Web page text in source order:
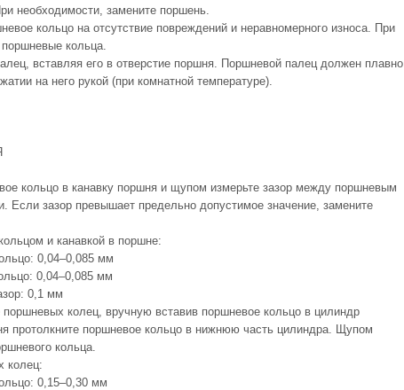
необходимости, замените поршень.
кольцо на отсутствие повреждений и неравномерного износа. При
кольца.
вставляя его в отверстие поршня. Поршневой палец должен плавно
на него рукой (при комнатной температуре).
кольцо в канавку поршня и щупом измерьте зазор между поршневым
Если зазор превышает предельно допустимое значение, замените
и канавкой в поршне:
0,04–0,085 мм
0,04–0,085 мм
0,1 мм
поршневых колец, вручную вставив поршневое кольцо в цилиндр
протолкните поршневое кольцо в нижнюю часть цилиндра. Щупом
кольца.
колец:
0,15–0,30 мм